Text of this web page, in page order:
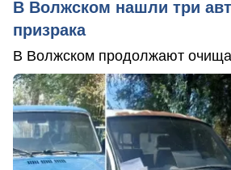
В Волжском нашли три
призрака
В Волжском продолжают